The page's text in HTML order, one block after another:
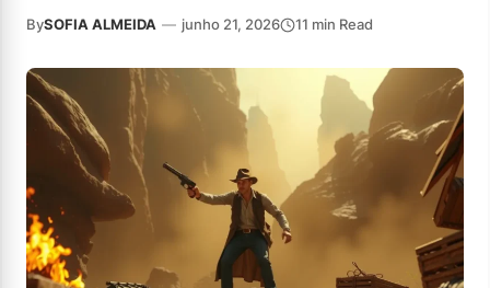
BySOFIA ALMEIDA — junho 21, 2026 11 min Read